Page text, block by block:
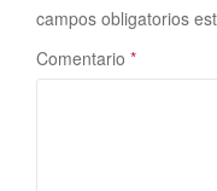
campos obligatorios
Comentario *